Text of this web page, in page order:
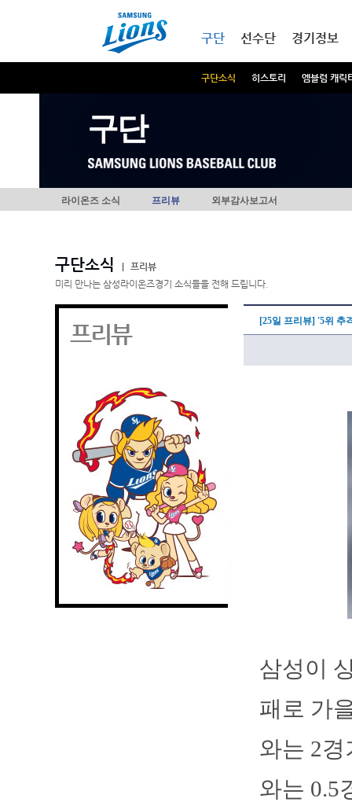
구단
구단소식 히스토리 엠블럼 캐릭
선수단 경기정보
구단
라이온즈 소식 프리뷰 외부감사보고서
구단소식
프리뷰
미리 만나는 삼성라이온즈경기 소식들을 전해 드립니다.
프리뷰 [25일 프리뷰] '5위 추
삼성이
패로 가
와는 2
와는 0.5